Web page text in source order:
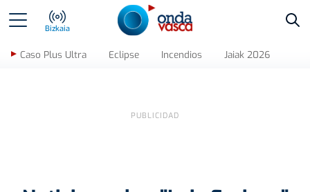
Bizkaia
Caso Plus Ultra Eclipse Incendios Jaiak 2026